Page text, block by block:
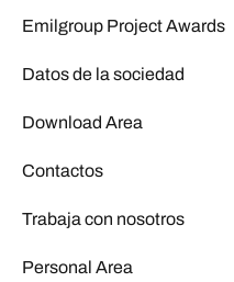
Emilgroup Project Awards
Datos de la sociedad
Download Area
Contactos
Trabaja con nosotros
Personal Area